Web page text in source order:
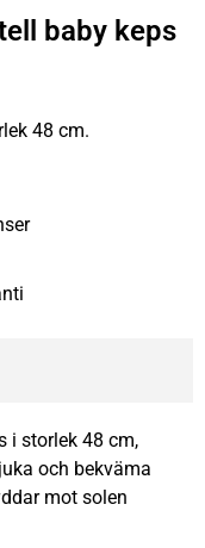
baby keps
48 cm.
i storlek 48 cm,
och bekväma
mot solen